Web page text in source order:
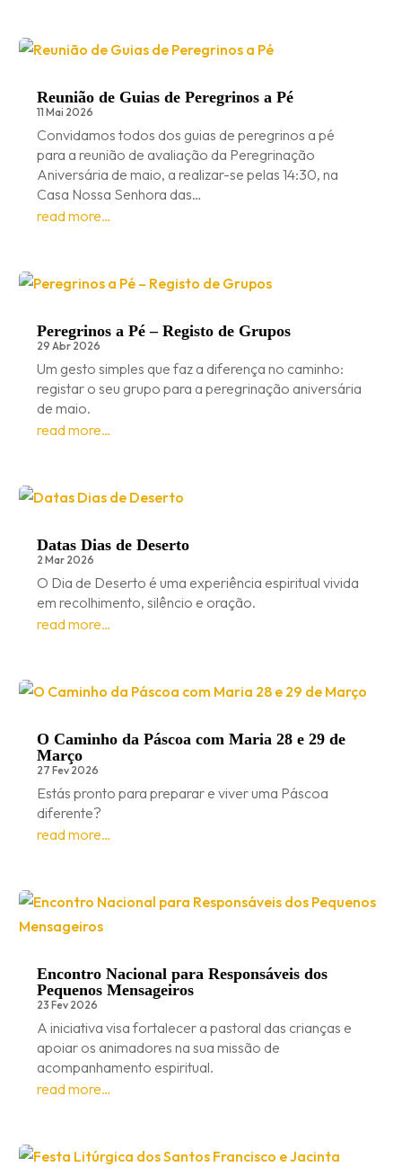
Reunião de Guias de Peregrinos a Pé
11 Mai 2026
Convidamos todos dos guias de peregrinos a pé
para a reunião de avaliação da Peregrinação
Aniversária de maio, a realizar-se pelas 14:30, na
Casa Nossa Senhora das…
read more…
Peregrinos a Pé – Registo de Grupos
29 Abr 2026
Um gesto simples que faz a diferença no caminho:
registar o seu grupo para a peregrinação aniversária
de maio.
read more…
Datas Dias de Deserto
2 Mar 2026
O Dia de Deserto é uma experiência espiritual vivida
em recolhimento, silêncio e oração.
read more…
O Caminho da Páscoa com Maria 28 e 29 de
Março
27 Fev 2026
Estás pronto para preparar e viver uma Páscoa
diferente?
read more…
Encontro Nacional para Responsáveis dos
Pequenos Mensageiros
23 Fev 2026
A iniciativa visa fortalecer a pastoral das crianças e
apoiar os animadores na sua missão de
acompanhamento espiritual.
read more…